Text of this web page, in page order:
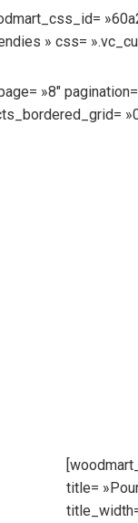
» css=
»8″
title=